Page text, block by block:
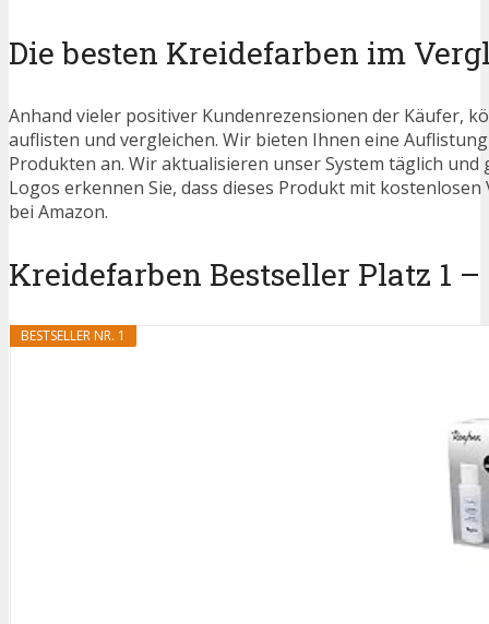
Die besten Kreidefarben im
Anhand vieler positiver Kundenrezensionen der Käufer,
auflisten und vergleichen. Wir bieten Ihnen eine
Produkten an. Wir aktualisieren unser System täglich
Logos erkennen Sie, dass dieses Produkt mit
bei Amazon.
Kreidefarben Bestseller Platz 1 –
BESTSELLER NR. 1